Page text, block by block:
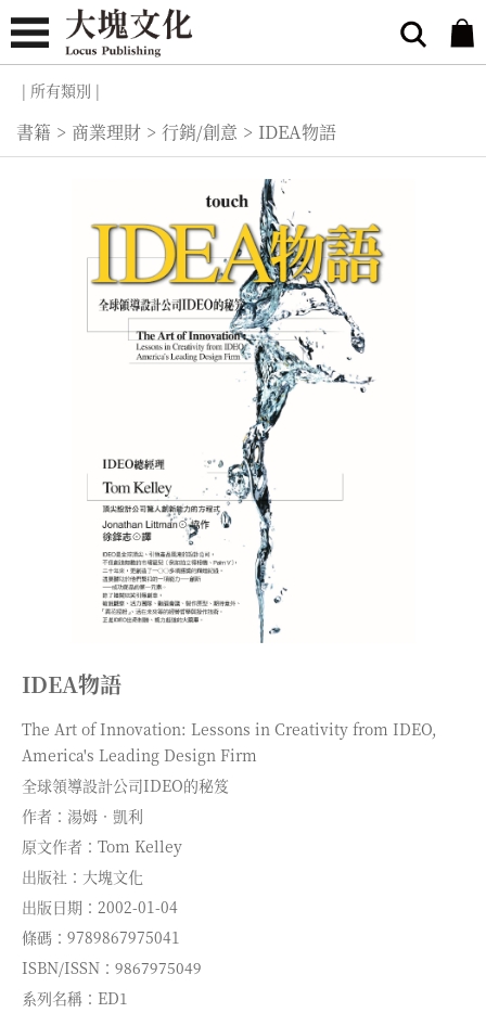
| 所有類別 |
書籍 > 商業理財 > 行銷/創意 > IDEA物語
IDEA物語
The Art of Innovation: Lessons in Creativity from IDEO,
America's Leading Design Firm
全球領導設計公司IDEO的秘笈
作者：湯姆．凱利
原文作者：Tom Kelley
出版社：大塊文化
出版日期：2002-01-04
條碼：9789867975041
ISBN/ISSN：9867975049
系列名稱：ED1